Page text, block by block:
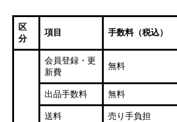
区
分
項目 手数料（税込）
会員登録・更
新費
無料
出品手数料 無料
送料 売り手負担